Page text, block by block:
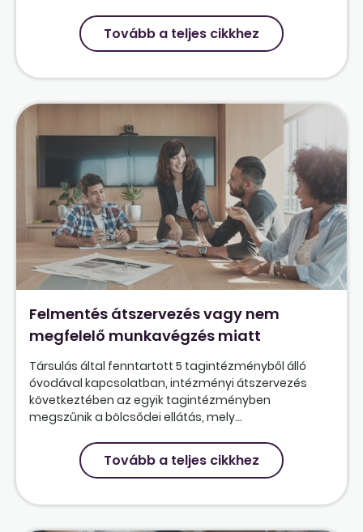
Tovább a teljes cikkhez
Felmentés átszervezés vagy nem
megfelelő munkavégzés miatt
Társulás által fenntartott 5 tagintézményből álló
óvodával kapcsolatban, intézményi átszervezés
következtében az egyik tagintézményben
megszűnik a bölcsődei ellátás, mely...
Tovább a teljes cikkhez